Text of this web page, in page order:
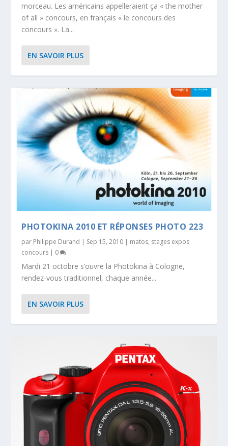
morceau. Les américains appelleraient ça « the mother
of all » concours, en français « le concours des
concours ». La...
EN SAVOIR PLUS
PHOTOKINA 2010 ET RÉPONSES PHOTO 223
par Philippe Durand | Sep 15, 2010 | matos, stages expos
concours | 0
Mardi 21 octobre s’ouvre la Photokina à Cologne,
rendez-vous traditionnel, chaque année...
EN SAVOIR PLUS